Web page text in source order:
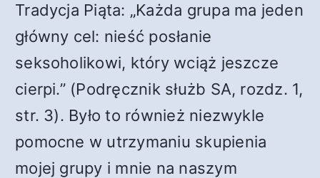
Tradycja Piąta: „Każda grupa ma jeden
główny cel: nieść posłanie
seksoholikowi, który wciąż jeszcze
cierpi.” (Podręcznik służb SA, rozdz. 1,
str. 3). Było to również niezwykle
pomocne w utrzymaniu skupienia
mojej grupy i mnie na naszym